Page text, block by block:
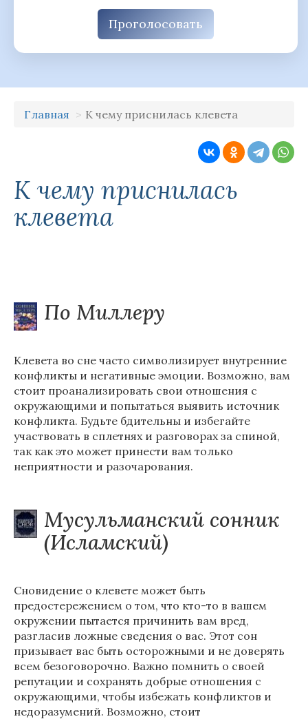
Проголосовать
Главная К чему приснилась клевета
К чему приснилась
клевета
По Миллеру
Клевета во сне часто символизирует внутренние
конфликты и негативные эмоции. Возможно, вам
стоит проанализировать свои отношения с
окружающими и попытаться выявить источник
конфликта. Будьте бдительны и избегайте
участвовать в сплетнях и разговорах за спиной,
так как это может принести вам только
неприятности и разочарования.
Мусульманский сонник
(Исламский)
Сновидение о клевете может быть
предостережением о том, что кто-то в вашем
окружении пытается причинить вам вред,
разгласив ложные сведения о вас. Этот сон
призывает вас быть осторожными и не доверять
всем безоговорочно. Важно помнить о своей
репутации и сохранять добрые отношения с
окружающими, чтобы избежать конфликтов и
недоразумений. Возможно, стоит